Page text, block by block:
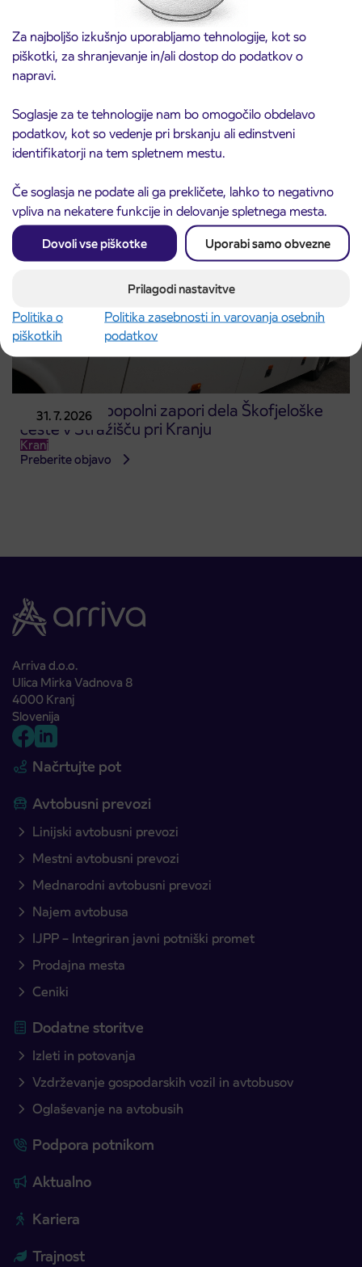
Za najboljšo izkušnjo uporabljamo tehnologije, kot so
piškotki, za shranjevanje in/ali dostop do podatkov o
napravi.
Soglasje za te tehnologije nam bo omogočilo obdelavo
podatkov, kot so vedenje pri brskanju ali edinstveni
identifikatorji na tem spletnem mestu.
Če soglasja ne podate ali ga prekličete, lahko to negativno
vpliva na nekatere funkcije in delovanje spletnega mesta.
Dovoli vse piškotke Uporabi samo obvezne
Prilagodi nastavitve
Politika o
piškotkih
Politika zasebnosti in varovanja osebnih
podatkov
3. 8. 2026
Obvestilo o popolni zapori ceste
ČEŠNJEVEK – TRATA
Kranj
Preberite objavo
31. 7. 2026
Obvestilo o popolni zapori dela Škofjeloške
ceste v Stražišču pri Kranju
Kranj
Preberite objavo
Arriva d.o.o.
Ulica Mirka Vadnova 8
4000 Kranj
Slovenija
Načrtujte pot
Avtobusni prevozi
Linijski avtobusni prevozi
Mestni avtobusni prevozi
Mednarodni avtobusni prevozi
Najem avtobusa
IJPP – Integriran javni potniški promet
Prodajna mesta
Ceniki
Dodatne storitve
Izleti in potovanja
Vzdrževanje gospodarskih vozil in avtobusov
Oglaševanje na avtobusih
Podpora potnikom
Aktualno
Kariera
Trajnost